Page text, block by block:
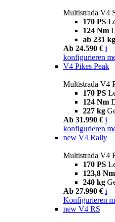
Multistrada V4
170 PS
124 Nm
ab 231 kg
Ab 24.590 € i
konfigurieren
V4 Pikes Peak
Multistrada V4
170 PS
124 Nm
227 kg
Ab 31.990 € i
konfigurieren
new V4 Rally
Multistrada V4
170 PS
123,8 Nm
240 kg
Ab 27.990 € i
Konfigurieren
new V4 RS